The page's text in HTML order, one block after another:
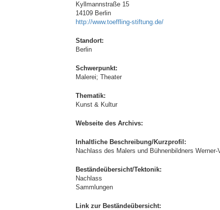
Kyllmannstraße 15
14109 Berlin
http://www.toeffling-stiftung.de/
Standort:
Berlin
Schwerpunkt:
Malerei; Theater
Thematik:
Kunst & Kultur
Webseite des Archivs:
Inhaltliche Beschreibung/Kurzprofil:
Nachlass des Malers und Bühnenbildners
Beständeübersicht/Tektonik:
Nachlass
Sammlungen
Link zur Beständeübersicht: